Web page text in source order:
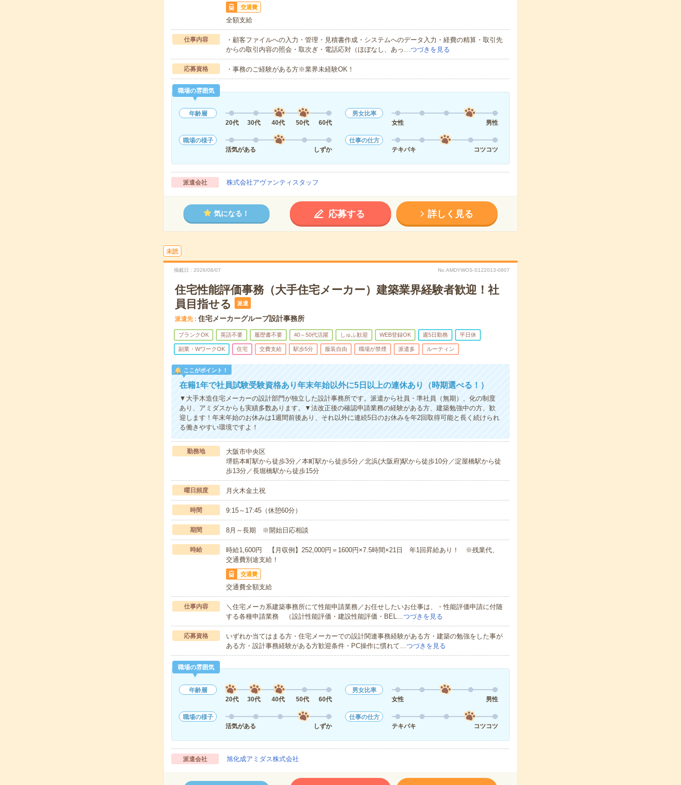
交通費
全額支給
仕事内容
・顧客ファイルへの入力・管理・見積書作成・システムへのデータ入力・経費の精算・取引先
からの取引内容の照会・取次ぎ・電話応対（ほぼなし、あっ…つづきを見る
応募資格 ・事務のご経験がある方※業界未経験OK！
職場の雰囲気
年齢層
20代
30代 40代 50代 60代
男女比率
女性
男性
職場の様子
活気がある
しずか
仕事の仕方
テキパキ
コツコツ
派遣会社 株式会社アヴァンティスタッフ
気になる！ 応募する 詳しく見る
未読
掲載日 2026/08/07 No.AMDYWOS-S122013-0807
住宅性能評価事務（大手住宅メーカー）建築業界経験者歓迎！社
員目指せる
派遣
派遣先 住宅メーカーグループ設計事務所
ブランクOK 英語不要 履歴書不要 40～50代活躍 しゅふ歓迎 WEB登録OK 週5日勤務 平日休
副業・WワークOK 住宅 交費支給 駅歩5分 服装自由 職場が禁煙 派遣多 ルーティン
ここがポイント！
在籍1年で社員試験受験資格あり年末年始以外に5日以上の連休あり（時期選べる！）
▼大手木造住宅メーカーの設計部門が独立した設計事務所です。派遣から社員・準社員（無期）、化の制度
あり、アミダスからも実績多数あります。▼法改正後の確認申請業務の経験がある方、建築勉強中の方、歓
迎します！年末年始のお休みは1週間前後あり、それ以外に連続5日のお休みを年2回取得可能と長く続けられ
る働きやすい環境ですよ！
勤務地
大阪市中央区
堺筋本町駅から徒歩3分／本町駅から徒歩5分／北浜(大阪府)駅から徒歩10分／淀屋橋駅から徒
歩13分／長堀橋駅から徒歩15分
曜日頻度 月火木金土祝
時間 9:15～17:45（休憩60分）
期間 8月～長期 ※開始日応相談
時給
時給1,600円 【月収例】252,000円＝1600円×7.5時間×21日 年1回昇給あり！ ※残業代、
交通費別途支給！
交通費
交通費全額支給
仕事内容
＼住宅メーカ系建築事務所にて性能申請業務／お任せしたいお仕事は、・性能評価申請に付随
する各種申請業務 （設計性能評価・建設性能評価・BEL…つづきを見る
応募資格
いずれか当てはまる方・住宅メーカーでの設計関連事務経験がある方・建築の勉強をした事が
ある方・設計事務経験がある方歓迎条件・PC操作に慣れて…つづきを見る
職場の雰囲気
年齢層
20代
30代 40代 50代 60代
男女比率
女性
男性
職場の様子
活気がある
しずか
仕事の仕方
テキパキ
コツコツ
派遣会社 旭化成アミダス株式会社